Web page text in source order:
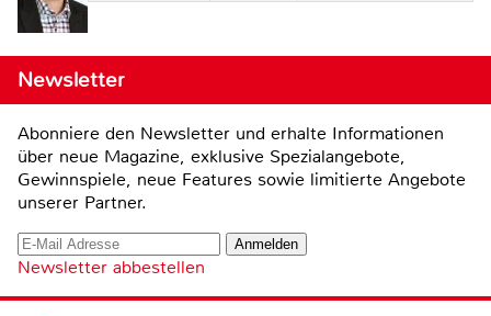
Newsletter
Abonniere den Newsletter und erhalte Informationen
über neue Magazine, exklusive Spezialangebote,
Gewinnspiele, neue Features sowie limitierte Angebote
unserer Partner.
Newsletter abbestellen